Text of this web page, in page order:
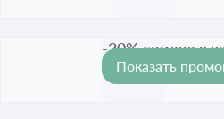
-20%
-20% скидка в
Срок акции
Показать